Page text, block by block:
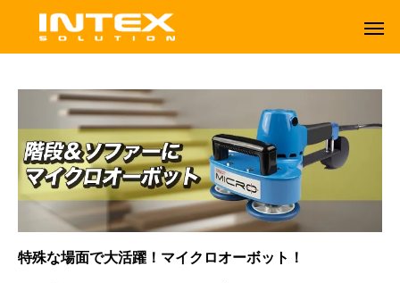
特殊な場面で大活躍！マイクロオーボット！